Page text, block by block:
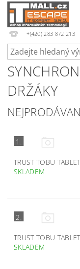
+(420) 283 872 213
DRŽÁKY
1.
TRUST TOBU
SKLADEM
2.
TRUST TOBU
SKLADEM